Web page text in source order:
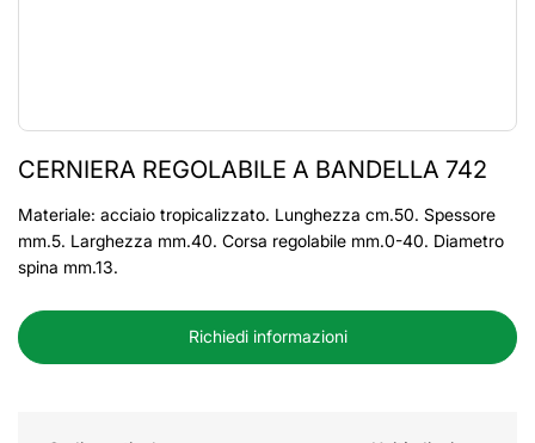
CERNIERA REGOLABILE A BANDELLA 742
Materiale: acciaio tropicalizzato. Lunghezza cm.50. Spessore
mm.5. Larghezza mm.40. Corsa regolabile mm.0-40. Diametro
spina mm.13.
Richiedi informazioni